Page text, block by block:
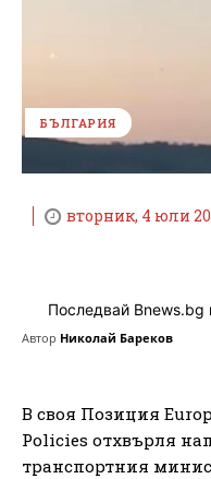
БЪЛГАРИЯ
вторник, 4 юли
Последвай Bnews.bg
Автор Николай Бареков
В своя Позиция
Policies отхвърля
транспортния